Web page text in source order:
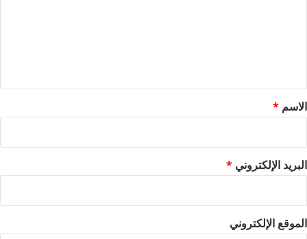
*
الاسم *
البريد الإلكتروني *
الموقع الإلكتروني